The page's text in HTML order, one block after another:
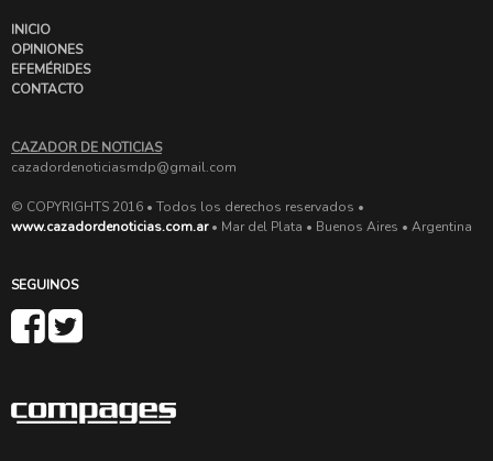
INICIO
OPINIONES
EFEMÉRIDES
CONTACTO
CAZADOR DE NOTICIAS
cazadordenoticiasmdp@gmail.com
© COPYRIGHTS 2016 • Todos los derechos reservados •
www.cazadordenoticias.com.ar• Mar del Plata • Buenos Aires • Argentina
SEGUINOS